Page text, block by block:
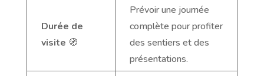
Durée de
visite 🧭
Prévoir une journée
complète pour profiter
des sentiers et des
présentations.